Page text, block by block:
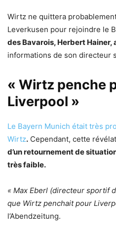
Wirtz ne quittera
Leverkusen pour rejoindre le
des Bavarois, Herbert Hainer,
informations de son directeur
« Wirtz penche
Liverpool »
Le Bayern Munich était très
Wirtz. Cependant, cette
d’un retournement de
très faible.
« Max Eberl (directeur sportif
que Wirtz penchait pour
l’Abendzeitung.